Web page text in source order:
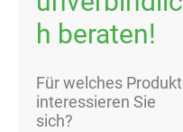
h beraten!
Für welches Produkt
interessieren Sie
sich?